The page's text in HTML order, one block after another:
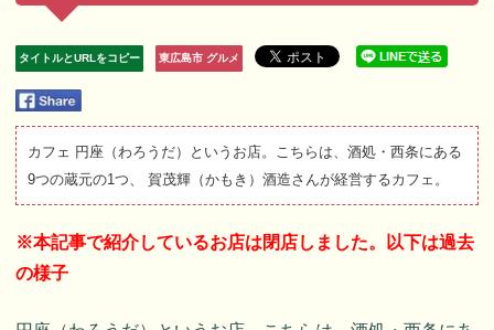
タイトルとURLをコピー 東広島市 グルメ
カフェ 円座（わろうだ）というお店。こちらは、酒処・西条にある
9つの蔵元の1つ、 賀茂輝（かもき）酒造さんが経営するカフェ。
※本記事で紹介しているお店は閉店しました。以下は過去
の様子